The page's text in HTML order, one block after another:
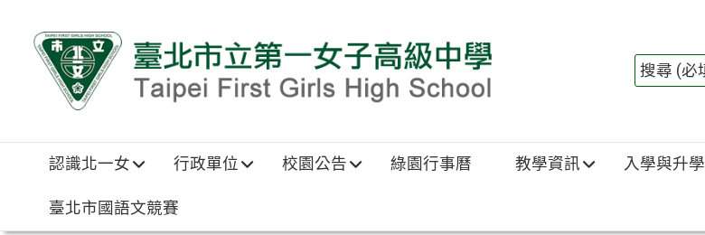
認識北一女 行政單位 校園公告 綠園行事曆 教學資訊 入學與升學
臺北市國語文競賽